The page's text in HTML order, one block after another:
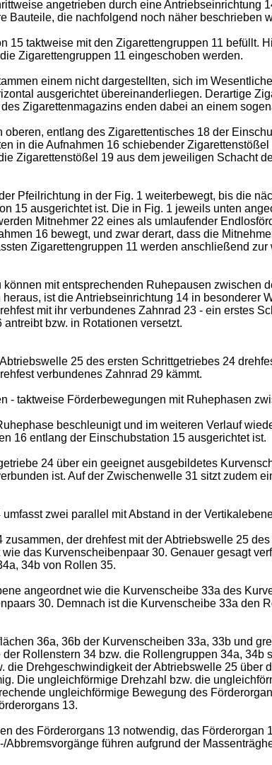
angetrieben durch eine Antriebseinrichtung
Bauteile, die nachfolgend noch näher beschrieben
15 taktweise mit den Zigarettengruppen 11 befüllt.
Zigarettengruppen 11 eingeschoben werden.
einem nicht dargestellten, sich im
ausgerichtet übereinanderliegen. Derartige
Zigarettenmagazins enden dabei an einem
entlang des Zigarettentisches 18 der
in die Aufnahmen 16 schiebender
Zigarettenstößel 19 aus dem jeweiligen Schacht
Pfeilrichtung in der Fig. 1 weiterbewegt, bis die
15 ausgerichtet ist. Die in Fig. 1 jeweils unten
Mitnehmer 22 eines als umlaufender
16 bewegt, und zwar derart, dass die
Zigarettengruppen 11 werden anschließend
mit entsprechenden Ruhepausen zwischen
ist die Antriebseinrichtung 14 in besonderer
mit ihr verbundenes Zahnrad 23 - ein erstes
bzw. in Rotationen versetzt.
25 des ersten Schrittgetriebes 24
verbundenes Zahnrad 29 kämmt.
- taktweise Förderbewegungen mit Ruhephasen
beschleunigt und im weiteren Verlauf
16 entlang der Einschubstation 15 ausgerichtet ist.
24 über ein geeignet ausgebildetes
ist. Auf der Zwischenwelle 31 sitzt zudem
zwei parallel mit Abstand in der
der drehfest mit der Abtriebswelle 25
das Kurvenscheibenpaar 30. Genauer gesagt
34b von Rollen 35.
angeordnet wie die Kurvenscheibe 33a des
30. Demnach ist die Kurvenscheibe 33a den
36a, 36b der Kurvenscheiben 33a, 33b und
Rollenstern 34 bzw. die Rollengruppen 34a,
Drehgeschwindigkeit der Abtriebswelle 25 über
Die ungleichförmige Drehzahl bzw. die
ungleichförmige Bewegung des
13.
des Förderorgans 13 notwendig, das Förderorgan
führen aufgrund der